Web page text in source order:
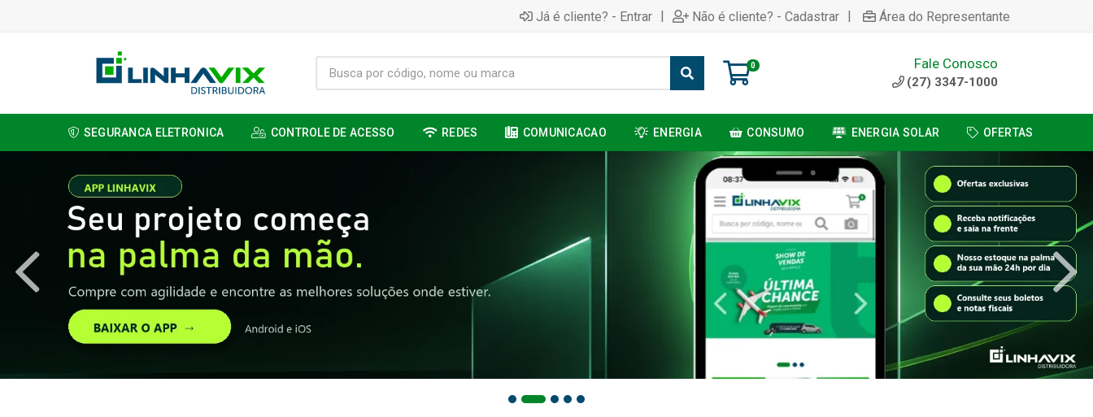
Já é cliente? - Entrar | Não é cliente? - Cadastrar | Área do Representante
0 Fale Conosco
(27) 3347-1000
SEGURANCA ELETRONICA CONTROLE DE ACESSO REDES COMUNICACAO ENERGIA CONSUMO ENERGIA SOLAR OFERTAS